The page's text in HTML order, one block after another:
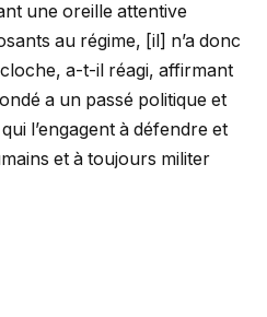
une oreille attentive
au régime, [il] n’a donc
a-t-il réagi, affirmant
a un passé politique et
l’engagent à défendre et
et à toujours militer